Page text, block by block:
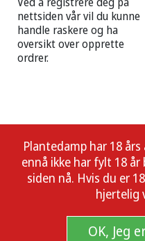
nettsiden vår vil du kunne
handle raskere og ha
oversikt over opprette
ordrer.
REGISTRER DEG HER
Plantedamp har 18
ennå ikke har fylt 18
siden nå. Hvis du er
hjertelig
OK, Jeg